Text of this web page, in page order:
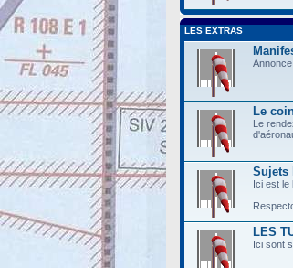
LES EXTRAS
Le
Le
Sujets
Ici est le
LES
Ici sont